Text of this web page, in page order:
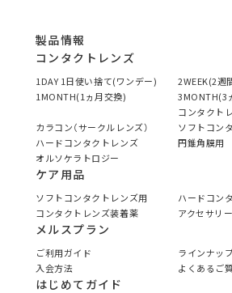
製品情報
コンタクトレンズ
1DAY 1日使い捨て(ワンデー)
2WEEK(2週
1MONTH(1ヵ月交換)
3MONTH(3
コンタクト
カラコン（サークルレンズ）
ソフトコン
ハードコンタクトレンズ
円錐角膜用
オルソケラトロジー
ケア用品
ソフトコンタクトレンズ用
ハードコン
コンタクトレンズ装着薬
アクセサリ
メルスプラン
ご利用ガイド
ラインナッ
入会方法
よくあるご
はじめてガイド